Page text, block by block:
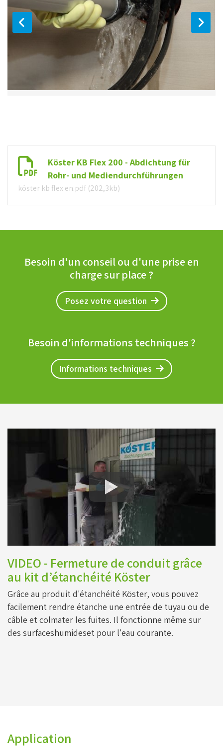
Köster KB Flex 200 - Abdichtung für
Rohr- und Mediendurchführungen
köster kb flex en.pdf (202,3kb)
Besoin d'un conseil ou d'une prise en
charge sur place ?
Posez votre question
Besoin d'informations techniques ?
Informations techniques
VIDEO - Fermeture de conduit grâce
au kit d’étanchéité Köster
Grâce au produit d'étanchéité Köster, vous pouvez
facilement rendre étanche une entrée de tuyau ou de
câble et colmater les fuites. Il fonctionne même sur
des surfaceshumideset pour l'eau courante.
Application